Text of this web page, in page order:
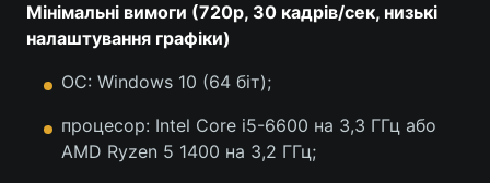
Послуги
Мінімальні вимоги (720p, 30 кадрів/сек, низькі
налаштування графіки)
ОС: Windows 10 (64 біт);
процесор: Intel Core i5-6600 на 3,3 ГГц або
AMD Ryzen 5 1400 на 3,2 ГГц;